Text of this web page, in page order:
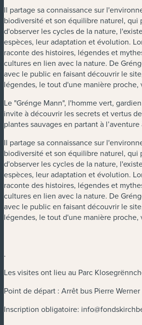
Il partage sa connaissance sur
biodiversité et son équilibre naturel, qui
d'observer les cycles de la nature,
espèces, leur adaptation et évolution.
raconte des histoires, légendes et
cultures en lien avec la nature. De
avec le public en faisant découvrir le
légendes, le tout d'une manière
Le "Grénge Mann", l'homme vert,
invite à découvrir les secrets et vertus
plantes sauvages en partant à
Il partage sa connaissance sur
biodiversité et son équilibre naturel, qui
d'observer les cycles de la nature,
espèces, leur adaptation et évolution.
raconte des histoires, légendes et
cultures en lien avec la nature. De
avec le public en faisant découvrir le
légendes, le tout d'une manière
.
Les visites ont lieu au Parc
Point de départ : Arrêt bus Pierre Werner
Inscription obligatoire: